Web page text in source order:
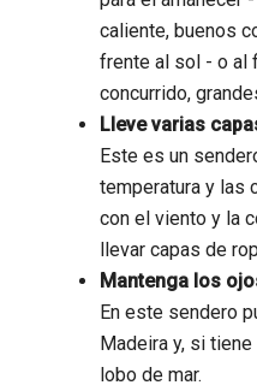
caliente, buenos
frente al sol - o al
concurrido,
Lleve varias
Este es un
temperatura y las
con el viento y la
llevar capas de
Mantenga los
En este sendero
Madeira y, si
lobo de mar.